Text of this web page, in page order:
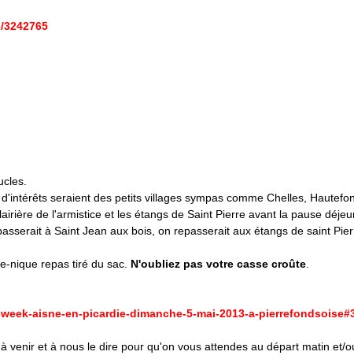
seraient des petits villages sympas comme Chelles,
de l'armistice et les étangs de Saint Pierre avant la pause
à Saint Jean aux bois, on repasserait aux étangs de saint
nique repas tiré du sac. N'oubliez pas votre casse croûte
aisne-en-picardie-dimanche-5-mai-2013-a-
venir et à nous le dire pour qu'on vous attendes au départ matin et/